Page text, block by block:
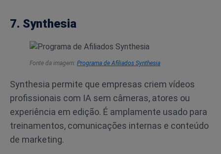
7. Synthesia
Fonte da imagem: Programa de Afiliados Synthesia
Synthesia permite que empresas criem vídeos
profissionais com IA sem câmeras, atores ou
experiência em edição. É amplamente usado para
treinamentos, comunicações internas e conteúdo
de marketing.